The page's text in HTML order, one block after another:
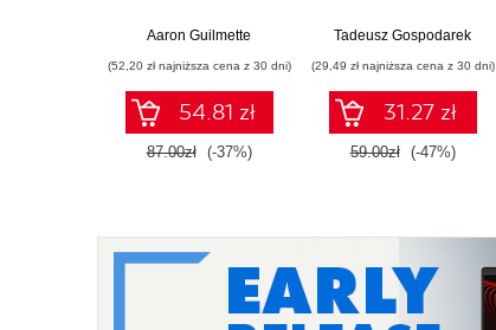
Transformacja
biznesowych.
Wydanie II
Aaron Guilmette
(52,20 zł najniższa cena z 30 dni)
54.81 zł
87.00zł (-37%)
Tadeusz Gospodarek
(29,49 zł najniższa cena z 30 dni)
31.27 zł
59.00zł (-47%)